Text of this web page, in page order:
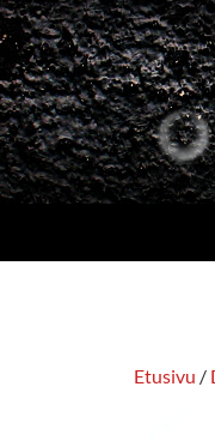
Etusivu /